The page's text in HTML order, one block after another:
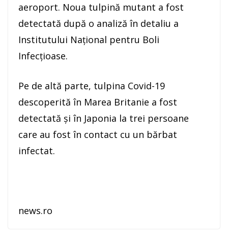
aeroport. Noua tulpină mutant a fost
detectată după o analiză în detaliu a
Institutului Naţional pentru Boli
Infecţioase.
Pe de altă parte, tulpina Covid-19
descoperită în Marea Britanie a fost
detectată şi în Japonia la trei persoane
care au fost în contact cu un bărbat
infectat.
news.ro